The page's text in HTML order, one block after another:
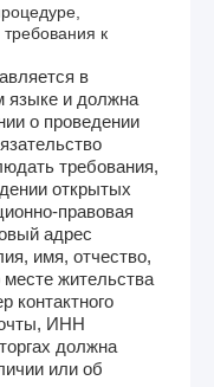
к
в
языке и должна
о проведении
требования,
открытых
правовая
адрес
имя, отчество,
жительства
контактного
ИНН
должна
или об